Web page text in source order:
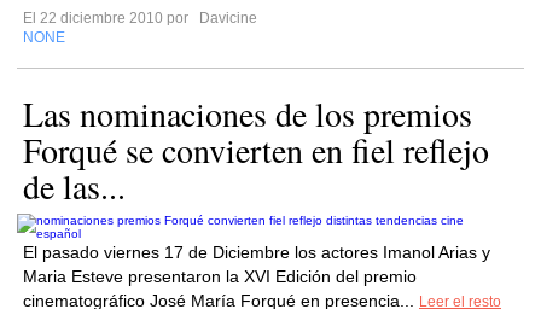
El 22 diciembre 2010 por
Davicine
NONE
Las nominaciones de los premios
Forqué se convierten en fiel reflejo
de las...
El pasado viernes 17 de Diciembre los actores Imanol Arias y
Maria Esteve presentaron la XVI Edición del premio
cinematográfico José María Forqué en presencia...
Leer el resto